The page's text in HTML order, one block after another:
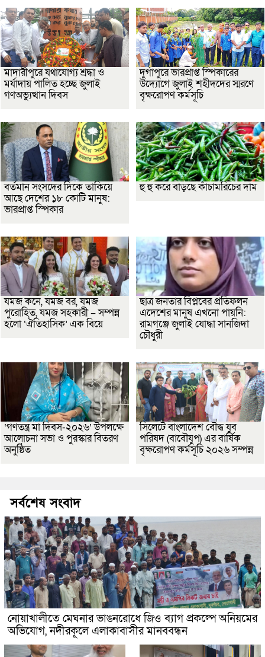
মাদারীপুরে যথাযোগ্য শ্রদ্ধা ও
মর্যাদায় পালিত হচ্ছে জুলাই
গণঅভ্যুত্থান দিবস
দুর্গাপুরে ভারপ্রাপ্ত স্পিকারের
উদ্যোগে জুলাই শহীদদের স্মরণে
বৃক্ষরোপণ কর্মসূচি
বর্তমান সংসদের দিকে তাকিয়ে
আছে দেশের ১৮ কোটি মানুষ:
ভারপ্রাপ্ত স্পিকার
হু হু করে বাড়ছে কাঁচামরিচের দাম
যমজ কনে, যমজ বর, যমজ
পুরোহিত, যমজ সহকারী – সম্পন্ন
হলো ‘ঐতিহাসিক’ এক বিয়ে
ছাত্র জনতার বিপ্লবের প্রতিফলন
এদেশের মানুষ এখনো পায়নি:
রামগঞ্জে জুলাই যোদ্ধা সানজিদা
চৌধুরী
‘গণতন্ত্র মা দিবস-২০২৬’ উপলক্ষে
আলোচনা সভা ও পুরস্কার বিতরণ
অনুষ্ঠিত
সিলেটে বাংলাদেশ বৌদ্ধ যুব
পরিষদ (বাবৌযুপ) এর বার্ষিক
বৃক্ষরোপণ কর্মসূচি ২০২৬ সম্পন্ন
সর্বশেষ সংবাদ
নোয়াখালীতে মেঘনার ভাঙনরোধে জিও ব্যাগ প্রকল্পে অনিয়মের
অভিযোগ, নদীরকূলে এলাকাবাসীর মানববন্ধন